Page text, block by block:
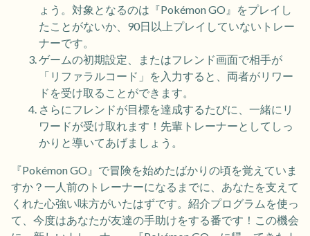
ょう。対象となるのは『Pokémon GO』をプレイし
たことがないか、90日以上プレイしていないトレー
ナーです。
ゲームの初期設定、またはフレンド画面で相手が
「リファラルコード」を入力すると、両者がリワー
ドを受け取ることができます。
さらにフレンドが目標を達成するたびに、一緒にリ
ワードが受け取れます！先輩トレーナーとしてしっ
かりと導いてあげましょう。
『Pokémon GO』で冒険を始めたばかりの頃を覚えていま
すか？一人前のトレーナーになるまでに、あなたを支えて
くれた心強い味方がいたはずです。紹介プログラムを使っ
て、今度はあなたが友達の手助けをする番です！この機会